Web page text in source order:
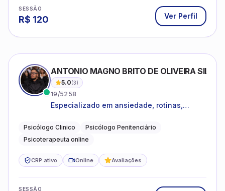
SESSÃO
R$ 120 Ver Perfil
ANTONIO MAGNO BRITO DE OLIVEIRA SILVA
5.0(3)
19/5258
Especializado em ansiedade, rotinas,
familiares e questões comportamentais.
Psicólogo Clinico
Psicólogo Penitenciário
Psicoterapeuta online
CRP ativo Online Avaliações
SESSÃO